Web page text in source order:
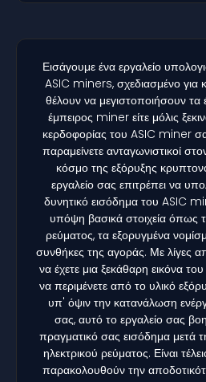
Εισάγουμε ένα εργαλείο
ASIC miners, σχεδιασμένο για
θέλουν να μεγιστοποιήσουν τα
έμπειρος miner είτε μόλις
κερδοφορίας του ASIC miner σας
παραμείνετε ανταγωνιστικοί
κόσμο της εξόρυξης
εργαλείο σας επιτρέπει να
δυνητικό εισόδημα του ASIC
υπόψη βασικά στοιχεία όπως
ρεύματος, τα εξορυγμένα
συνθήκες της αγοράς. Με λίγες
να έχετε μια ξεκάθαρη εικόνα
να περιμένετε από το υλικό
υπ' όψιν την κατανάλωση
σας, αυτό το εργαλείο σας
πραγματικό σας εισόδημα μετά
ηλεκτρικού ρεύματος. Είναι
παρακολουθούν την